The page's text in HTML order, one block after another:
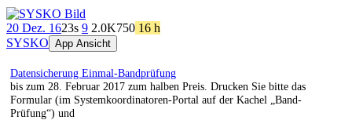
20 Dez. 1623s 9 2.0K750 16 h
SYSKO App Ansicht
Datensicherung Einmal-Bandprüfung
bis zum 28. Februar 2017 zum halben Preis. Drucken Sie bitte das
Formular (im Systemkoordinatoren-Portal auf der Kachel „Band-
Prüfung“) und